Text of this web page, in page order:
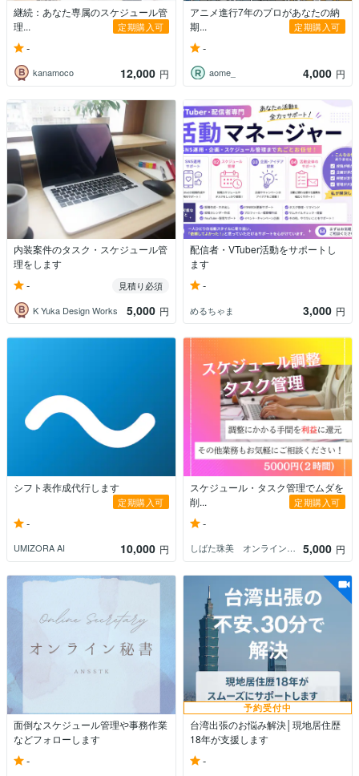
継続：あなた専属のスケジュール管
理...
定期購入可
-
kanamoco 12,000 円
アニメ進行7年のプロがあなたの納
期...
定期購入可
-
aome_ 4,000 円
内装案件のタスク・スケジュール管
理をします
-
見積り必須
K Yuka Design Works
5,000 円
配信者・VTuber活動をサポートし
ます
-
めるちゃま 3,000 円
シフト表作成代行します
定期購入可
-
UMIZORA AI 10,000 円
スケジュール・タスク管理でムダを
削...
定期購入可
-
しばた珠美 オンライン秘書 事務代行 5,000 円
面倒なスケジュール管理や事務作業
などフォローします
-
予約受付中
台湾出張のお悩み解決│現地居住歴
18年が支援します
-